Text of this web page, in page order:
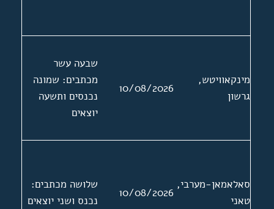
מינקאוויטש,
גרשון
10/08/2026
שבעה עשר
מכתבים: שמונה
נכנסים ותשעה
יוצאים
סאלאמאן-מערבי,
טאני
10/08/2026
שלושה מכתבים:
נכנס ושני יוצאים